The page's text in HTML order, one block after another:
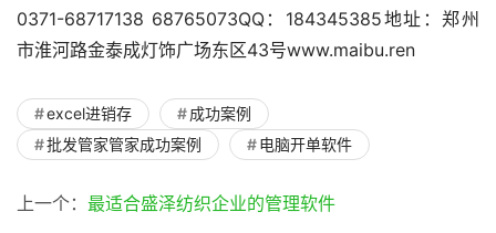
0371-68717138 68765073QQ：184345385地址：郑州
市淮河路金泰成灯饰广场东区43号www.maibu.ren
excel进销存
成功案例
批发管家管家成功案例
电脑开单软件
上一个： 最适合盛泽纺织企业的管理软件